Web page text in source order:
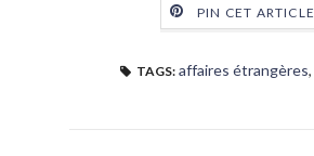
PIN CET ARTICLE
TAGS: affaires étrangères,